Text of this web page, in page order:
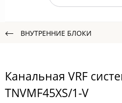
ВНУТРЕННИЕ БЛОКИ
Канальная VRF
TNVMF45XS/1-V